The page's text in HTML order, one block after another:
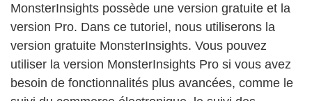
MonsterInsights possède une version gratuite et la
version Pro. Dans ce tutoriel, nous utiliserons la
version gratuite MonsterInsights. Vous pouvez
utiliser la version MonsterInsights Pro si vous avez
besoin de fonctionnalités plus avancées, comme le